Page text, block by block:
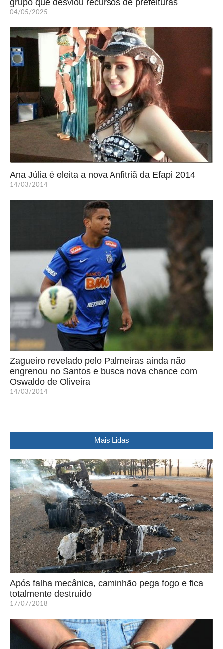
grupo que desviou recursos de prefeituras
04/05/2025
Ana Júlia é eleita a nova Anfitriã da Efapi 2014
14/03/2014
Zagueiro revelado pelo Palmeiras ainda não
engrenou no Santos e busca nova chance com
Oswaldo de Oliveira
14/03/2014
Mais Lidas
Após falha mecânica, caminhão pega fogo e fica
totalmente destruído
17/07/2018